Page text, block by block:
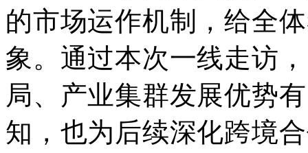
的市场运作机制，给全
象。通过本次一线走访
局、产业集群发展优势
知，也为后续深化跨境